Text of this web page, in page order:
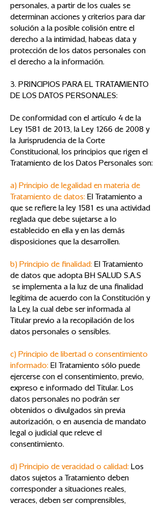
personales, a partir de los cuales se
determinan acciones y criterios para dar
solución a la posible colisión entre el
derecho a la intimidad, habeas data y
protección de los datos personales con
el derecho a la información.
3. PRINCIPIOS PARA EL TRATAMIENTO
DE LOS DATOS PERSONALES:
De conformidad con el artículo 4 de la
Ley 1581 de 2013, la Ley 1266 de 2008 y
la Jurisprudencia de la Corte
Constitucional, los principios que rigen el
Tratamiento de los Datos Personales son:
a) Principio de legalidad en materia de
Tratamiento de datos: El Tratamiento a
que se refiere la ley 1581 es una actividad
reglada que debe sujetarse a lo
establecido en ella y en las demás
disposiciones que la desarrollen.
b) Principio de finalidad: El Tratamiento
de datos que adopta BH SALUD S.A.S
se implementa a la luz de una finalidad
legítima de acuerdo con la Constitución y
la Ley, la cual debe ser informada al
Titular previo a la recopilación de los
datos personales o sensibles.
c) Principio de libertad o consentimiento
informado: El Tratamiento sólo puede
ejercerse con el consentimiento, previo,
expreso e informado del Titular. Los
datos personales no podrán ser
obtenidos o divulgados sin previa
autorización, o en ausencia de mandato
legal o judicial que releve el
consentimiento.
d) Principio de veracidad o calidad: Los
datos sujetos a Tratamiento deben
corresponder a situaciones reales,
veraces, deben ser comprensibles,